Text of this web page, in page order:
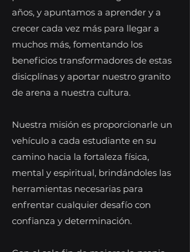
años, y apuntamos a aprender y a
crecer cada vez más para llegar a
muchos más, fomentando los
beneficios transformadores de estas
disicplínas y aportar nuestro granito
de arena a nuestra cultura.
Nuestra misión es proporcionarle un
vehículo a cada estudiante en su
camino hacia la fortaleza física,
mental y espiritual, brindándoles las
herramientas necesarias para
enfrentar cualquier desafío con
confianza y determinación.